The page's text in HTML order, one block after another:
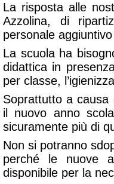
La risposta alle
Azzolina, di
personale
La scuola ha
didattica in
per classe,
Soprattutto a causa
il nuovo anno
sicuramente più di
Non si potranno
perché le nuove
disponibile per la